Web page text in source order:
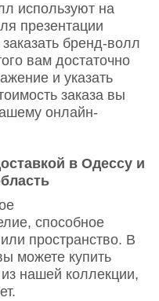
используют на
презентации
бренд-волл
вам достаточно
и указать
заказа вы
онлайн-
в Одессу и
способное
пространство. В
можете купить
нашей коллекции,